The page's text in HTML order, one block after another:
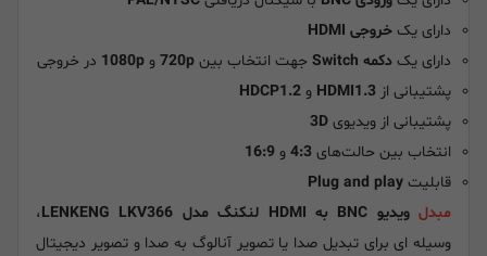
دارای یک خروجی HDMI
دارای یک دکمه Switch جهت انتخاب بین 720p و 1080p در خروجی
پشتیبانی از HDMI1.3 و HDCP1.2
پشتیبانی از ویدیوی 3D
انتخاب بین حالت‌های 4:3 و 16:9
قابلیت
مبدل ویدیو BNC به HDMI لنکنگ مدل LENKENG LKV366
،
وسیله ای برای تبدیل صدا یا تصویر آنالوگ به صدا و تصویر دیجیتال